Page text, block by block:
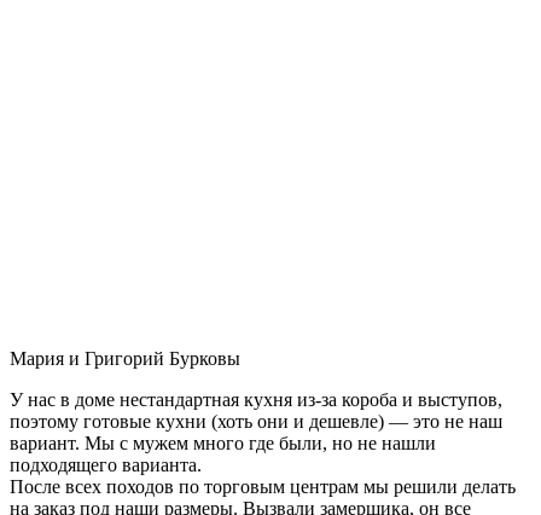
Мария и Григорий Бурковы
У нас в доме нестандартная кухня из-за короба и выступов,
поэтому готовые кухни (хоть они и дешевле) — это не наш
вариант. Мы с мужем много где были, но не нашли
подходящего варианта.
После всех походов по торговым центрам мы решили делать
на заказ под наши размеры. Вызвали замерщика, он все